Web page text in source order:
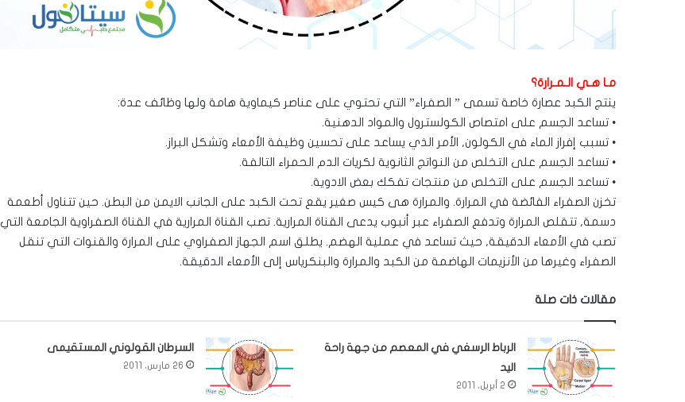
مـا هـي الـمـرارة؟
ينتج الكبد عصارة خاصة تسمى ” الصفراء” التي تحتوي على عناصر كيماوية هامة ولها وظائف عدة:
• تساعد الجسم على امتصاص الكولسترول والمواد الدهنية.
• تسبب إفراز الماء في الكولون, الأمر الذي يساعد على تحسين وظيفة الأمعاء وتشكل البراز.
• تساعد الجسم على التخلص من النواتج الثانوية لكريات الدم الحمراء التالفة.
• تساعد الجسم على التخلص من منتجات تفكك بعض الادوية.
تخزن الصفراء الفائضة في المرارة. والمرارة هى كيس صغير يقع تحت الكبد على الجانب الايمن من البطن. حين تتناول أطعمة
دسمة, تتقلص المرارة وتدفع الصفراء عبر أنبوب يدعى القناة المرارية. تصب القناة المرارية في القناة الصفراوية الجامعة التي
تصب في الأمعاء الدقيقة, حيث تساعد في عملية الهضم. يطلق اسم الجهاز الصفراوي على المرارة والقنوات التي تنقل
الصفراء وغيرها من الأنزيمات الهاضمة من الكبد والمرارة والبنكرياس إلى الأمعاء الدقيقة.
مقالات ذات صلة
الرباط الرسغي في المعصم من جهة راحة
اليد
2 أبريل، 2011
السرطان القولوني المستقيمى
26 مارس، 2011